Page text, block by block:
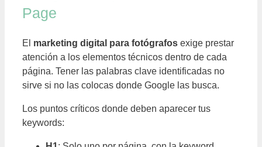
Page
El marketing digital para fotógrafos exige prestar
atención a los elementos técnicos dentro de cada
página. Tener las palabras clave identificadas no
sirve si no las colocas donde Google las busca.
Los puntos críticos donde deben aparecer tus
keywords: